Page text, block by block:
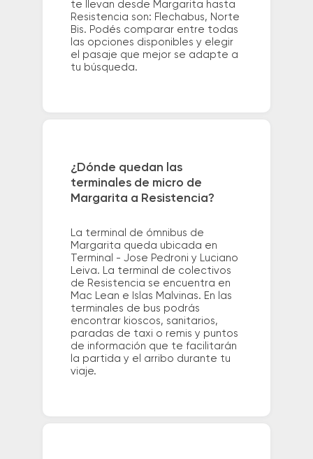
te llevan desde Margarita hasta
Resistencia son: Flechabus, Norte
Bis. Podés comparar entre todas
las opciones disponibles y elegir
el pasaje que mejor se adapte a
tu búsqueda.
¿Dónde quedan las
terminales de micro de
Margarita a Resistencia?
La terminal de ómnibus de
Margarita queda ubicada en
Terminal - Jose Pedroni y Luciano
Leiva. La terminal de colectivos
de Resistencia se encuentra en
Mac Lean e Islas Malvinas. En las
terminales de bus podrás
encontrar kioscos, sanitarios,
paradas de taxi o remis y puntos
de información que te facilitarán
la partida y el arribo durante tu
viaje.